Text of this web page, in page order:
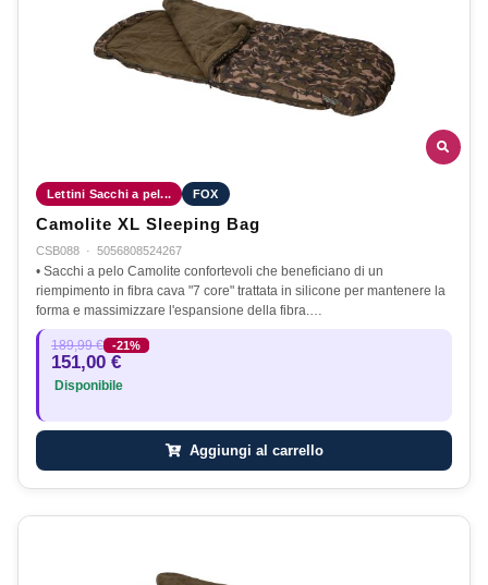
Lettini Sacchi a pel... FOX
Camolite XL Sleeping Bag
CSB088 · 5056808524267
• Sacchi a pelo Camolite confortevoli che beneficiano di un
riempimento in fibra cava "7 core" trattata in silicone per mantenere la
forma e massimizzare l'espansione della fibra.…
189,99 € -21%
151,00 €
Disponibile
Aggiungi al carrello